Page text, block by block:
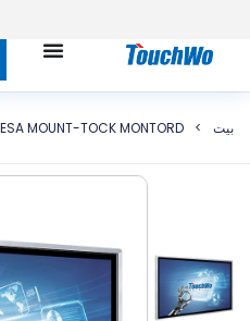
بيت >
MOUNT-TOCK MONTORD